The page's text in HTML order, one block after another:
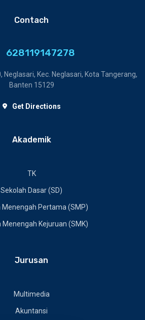
Contach
628119147278
Neglasari, Kec. Neglasari, Kota Tangerang,
Banten 15129
Get Directions
Akademik
TK
Sekolah Dasar (SD)
Menengah Pertama (SMP)
Menengah Kejuruan (SMK)
Jurusan
Multimedia
Akuntansi